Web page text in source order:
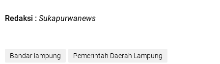
Redaksi : Sukapurwanews
Bandar lampung Pemerintah Daerah Lampung